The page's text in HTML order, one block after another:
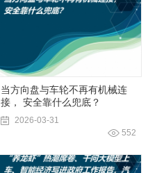
当方向盘与车轮不再有机械连
接， 安全靠什么兜底？
2026-03-31
552